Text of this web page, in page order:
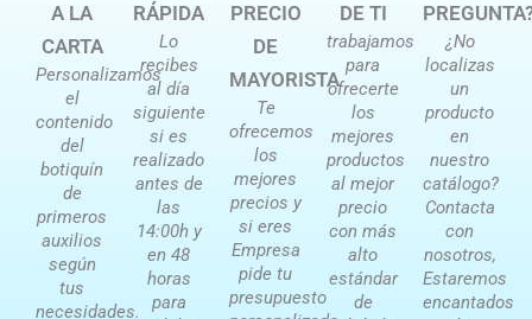
A LA
CARTA
Personalizamos
el
contenido
del
botiquín
de
primeros
auxilios
según
tus
necesidades.
RÁPIDA
Lo
recibes
al día
siguiente
si es
realizado
antes de
las
14:00h y
en 48
horas
para
PRECIO
DE
MAYORISTA
Te
ofrecemos
los
mejores
precios y
si eres
Empresa
pide tu
presupuesto
DE TI
trabajamos
para
ofrecerte
los
mejores
productos
al mejor
precio
con más
alto
estándar
de
¿No
localizas
un
producto
en
nuestro
catálogo?
Contacta
con
nosotros,
Estaremos
encantados